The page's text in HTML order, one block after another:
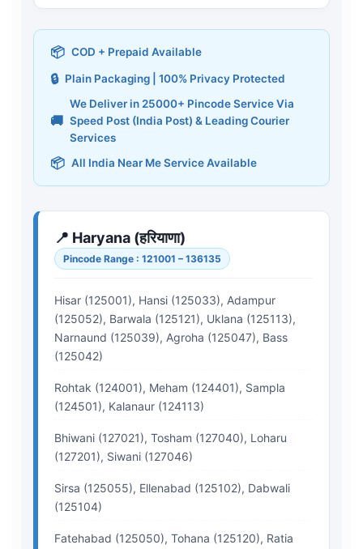
📦 COD + Prepaid Available
🔒 Plain Packaging | 100% Privacy Protected
🚚
We Deliver in 25000+ Pincode Service Via
Speed Post (India Post) & Leading Courier
Services
📦 All India Near Me Service Available
📍 Haryana (हरियाणा)
Pincode Range : 121001 – 136135
Hisar (125001), Hansi (125033), Adampur
(125052), Barwala (125121), Uklana (125113),
Narnaund (125039), Agroha (125047), Bass
(125042)
Rohtak (124001), Meham (124401), Sampla
(124501), Kalanaur (124113)
Bhiwani (127021), Tosham (127040), Loharu
(127201), Siwani (127046)
Sirsa (125055), Ellenabad (125102), Dabwali
(125104)
Fatehabad (125050), Tohana (125120), Ratia